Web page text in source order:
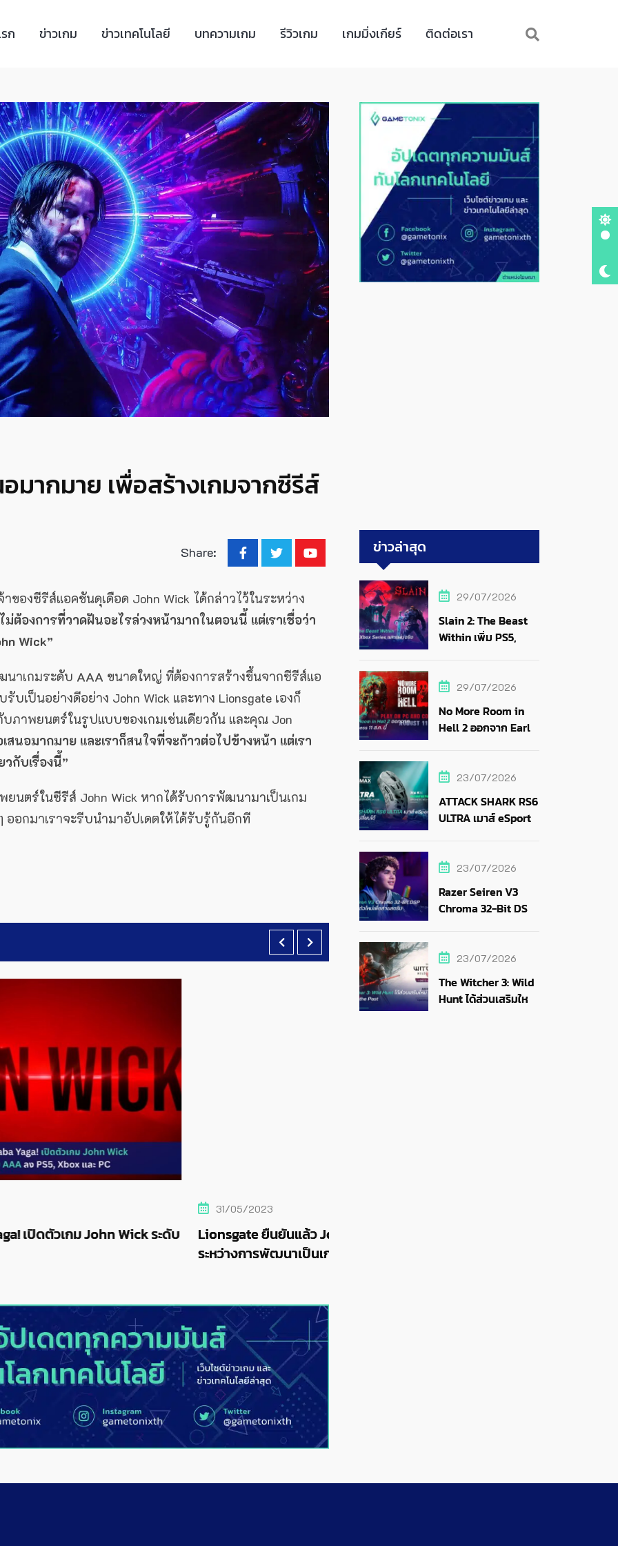
ก ข่าวเกม ข่าวเทคโนโลยี บทความเกม รีวิวเกม เกมมิ่งเกียร์ ติดต่อเรา
มากมาย เพื่อสร้างเกมจากซีรีส์
Share:
ของซีรีส์แอคชันดุเดือด John Wick ได้กล่าวไว้ในระหว่าง
ม่ต้องการที่วาดฝันอะไรล่วงหน้ามากในตอนนี้ แต่เราเชื่อว่า
Wick”
นาเกมระดับ AAA ขนาดใหญ่ ที่ต้องการสร้างขึ้นจากซีรีส์แอ
เป็นอย่างดีอย่าง John Wick และทาง Lionsgate เองก็
บภาพยนตร์ในรูปแบบของเกมเช่นเดียวกัน และคุณ Jon
เสนอมากมาย และเราก็สนใจที่จะก้าวต่อไปข้างหน้า แต่เรา
กับเรื่องนี้”
ยนตร์ในซีรีส์ John Wick หากได้รับการพัฒนามาเป็นเกม
ออกมาเราจะรีบนำมาอัปเดตให้ได้รับรู้กันอีกที
ระดับ
Lionsgate ยืนยันแล้ว John Wick กำลังอยู่ใน
ระหว่างการพัฒนาเป็นเกมระดับ AAA
ข่าวล่าสุด
29/07/2026
Slain 2: The Beast
Within เพิ่ม PS5,
29/07/2026
No More Room in
Hell 2 ออกจาก Early
23/07/2026
ATTACK SHARK RS6
ULTRA เมาส์ eSports
23/07/2026
Razer Seiren V3
Chroma 32-Bit DSP
23/07/2026
The Witcher 3: Wild
Hunt ได้ส่วนเสริมใหม่